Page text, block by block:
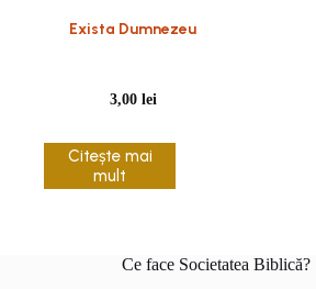
Exista Dumnezeu
3,00 lei
Citește mai
mult
Ce face Societatea Biblică?